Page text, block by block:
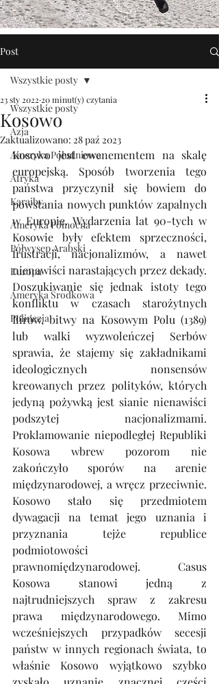
Post
Wszystkie posty
Azja
Ameryka Południowa
Afryka
Karaiby
Ameryka Północna
Półwysep Arabski
Europa
Ameryka Środkowa
Polinezja
Wszystkie posty
Kosowo
23 sty 2022 20 minut(y) czytania
Zaktualizowano: 28 paź 2023
Kosowo jest ewenementem na skalę
europejską. Sposób tworzenia tego
państwa przyczynił się bowiem do
powstania nowych punktów zapalnych
w Europie. Wydarzenia lat 90-tych w
Kosowie były efektem sprzeczności,
frustracji, nacjonalizmów, a nawet
nienawiści narastających przez dekady.
Doszukiwanie się jednak istoty tego
konfliktu w czasach starożytnych
Ilirów, bitwy na Kosowym Polu (1389)
lub walki wyzwoleńczej Serbów
sprawia, że stajemy się zakładnikami
ideologicznych nonsensów
kreowanych przez polityków, których
jedyną pożywką jest sianie nienawiści
podszytej nacjonalizmami.
Proklamowanie niepodległej Republiki
Kosowa wbrew pozorom nie
zakończyło sporów na arenie
międzynarodowej, a wręcz przeciwnie.
Kosowo stało się przedmiotem
dywagacji na temat jego uznania i
przyznania tejże republice
podmiotowości
prawnomiędzynarodowej. Casus
Kosowa stanowi jedną z
najtrudniejszych spraw z zakresu
prawa międzynarodowego. Mimo
wcześniejszych przypadków secesji
państw w innych regionach świata, to
właśnie Kosowo wyjątkowo szybko